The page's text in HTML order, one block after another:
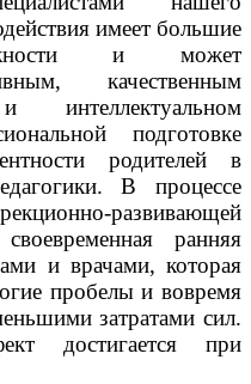
имеет большие
и может
качественным
интеллектуальном
подготовке
родителей в
В процессе
развивающей
ранняя
и врачами, которая
пробелы и вовремя
затратами сил.
достигается при